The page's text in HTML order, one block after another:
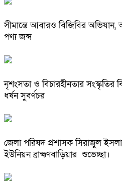
সীমান্তে আবারও বিজিবির অভিযান,
পণ্য জব্দ
নৃশংসতা ও বিচারহীনতার সংস্কৃতির
ধর্ষন সুবর্ণচর
জেলা পরিষদ প্রশাসক সিরাজুল
ইউনিয়ন ব্রাহ্মণবাড়িয়ার শুভেচ্ছা।